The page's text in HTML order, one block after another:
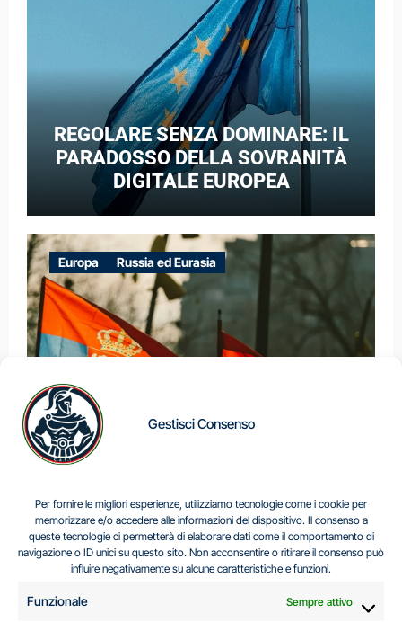
Gestisci Consenso
Per fornire le migliori esperienze, utilizziamo tecnologie come i cookie per
memorizzare e/o accedere alle informazioni del dispositivo. Il consenso a
queste tecnologie ci permetterà di elaborare dati come il comportamento di
navigazione o ID unici su questo sito. Non acconsentire o ritirare il consenso può
influire negativamente su alcune caratteristiche e funzioni.
Funzionale Sempre attivo
REGOLARE SENZA DOMINARE: IL
PARADOSSO DELLA SOVRANITÀ
DIGITALE EUROPEA
Europa Russia ed Eurasia
Centro Analisi e Studi Italus © Tutti i diritti riservati